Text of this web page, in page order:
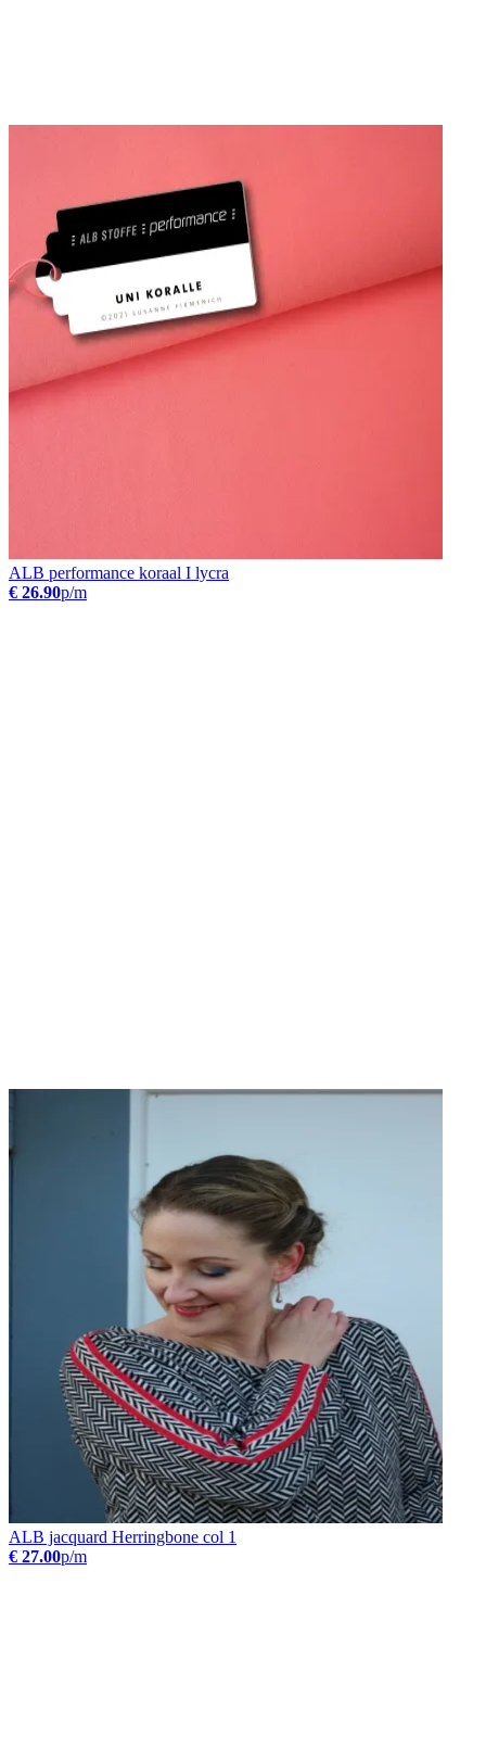
ALB performance koraal I lycra
€ 26.90p/m
ALB jacquard Herringbone col 1
€ 27.00p/m